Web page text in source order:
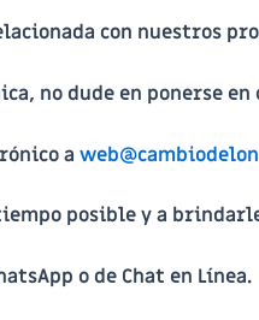
con nuestros
no dude en ponerse en
a
posible y a
o de Chat en Línea.